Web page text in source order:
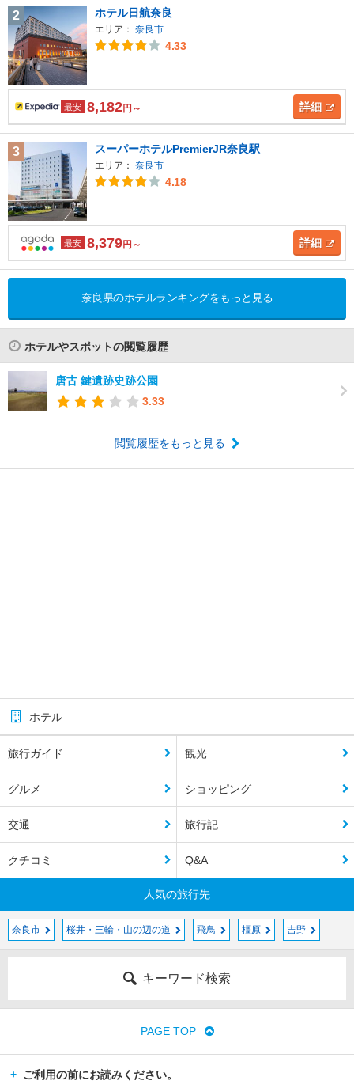
2 ホテル日航奈良
エリア： 奈良市
4.33
最安 8,182円～ 詳細
3 スーパーホテルPremierJR奈良駅
エリア： 奈良市
4.18
最安 8,379円～ 詳細
奈良県のホテルランキングをもっと見る
ホテルやスポットの閲覧履歴
唐古 鍵遺跡史跡公園
3.33
閲覧履歴をもっと見る
ホテル
旅行ガイド 観光
グルメ ショッピング
交通 旅行記
クチコミ Q&A
人気の旅行先
奈良市 桜井・三輪・山の辺の道 飛鳥 橿原 吉野
キーワード検索
PAGE TOP
ご利用の前にお読みください。